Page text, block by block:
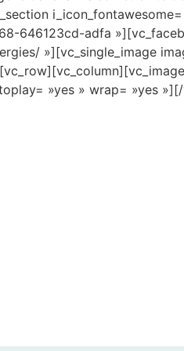
646123cd-adfa
»][vc_single_image
»yes » wrap= »yes